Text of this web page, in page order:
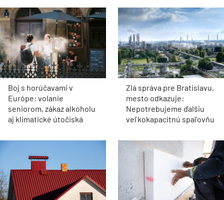
Boj s horúčavami v
Európe: volanie
seniorom, zákaz alkoholu
aj klimatické útočiská
Zlá správa pre Bratislavu,
mesto odkazuje:
Nepotrebujeme ďalšiu
veľkokapacitnú spaľovňu